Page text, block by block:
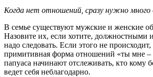
Когда нет отношений, сразу нужно много
В семье существуют мужские и женские
Назовите их, если хотите, должностными
надо следовать. Если этого не
примитивная форма отношений «ты мне –
папуаса начинают отслеживать, кто кому
ведет себя неблагодарно.